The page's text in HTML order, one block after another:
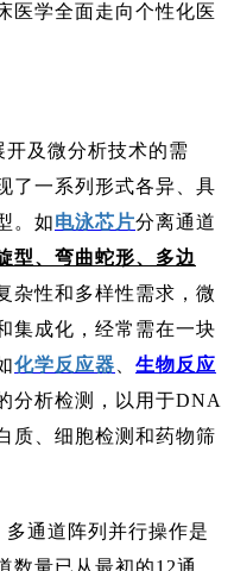
医学全面走向个性化医
开及微分析技术的需
了一系列形式各异、具
。如电泳芯片分离通道
型、弯曲蛇形、多边
杂性和多样性需求，微
集成化，经常需在一块
化学反应器
生物反应
分析检测，以用于DNA
质、细胞检测和药物筛
通道阵列并行操作是
数量已从最初的12通